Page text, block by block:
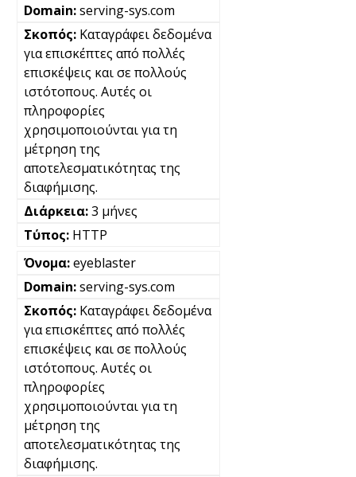
serving-sys.com
Καταγράφει δεδομένα
για επισκέπτες από πολλές
επισκέψεις και σε πολλούς
ιστότοπους. Αυτές οι
πληροφορίες
χρησιμοποιούνται για τη
μέτρηση της
αποτελεσματικότητας της
διαφήμισης.
3 μήνες
HTTP
eyeblaster
serving-sys.com
Καταγράφει δεδομένα
για επισκέπτες από πολλές
επισκέψεις και σε πολλούς
ιστότοπους. Αυτές οι
πληροφορίες
χρησιμοποιούνται για τη
μέτρηση της
αποτελεσματικότητας της
διαφήμισης.